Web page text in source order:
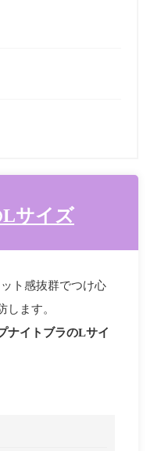
サイズ
ト感抜群でつけ心
ます。
ナイトブラのLサイ